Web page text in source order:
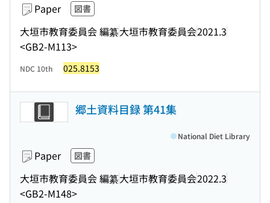
Paper 図書
大垣市教育委員会 編纂大垣市教育委員会2021.3
<GB2-M113>
NDC 10th 025.8153
郷土資料目録 第41集
Paper 図書
大垣市教育委員会 編纂大垣市教育委員会2022.3
<GB2-M148>
National Diet Library